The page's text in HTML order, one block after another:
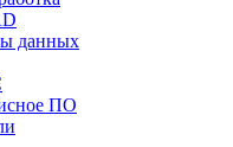
данных
ПО